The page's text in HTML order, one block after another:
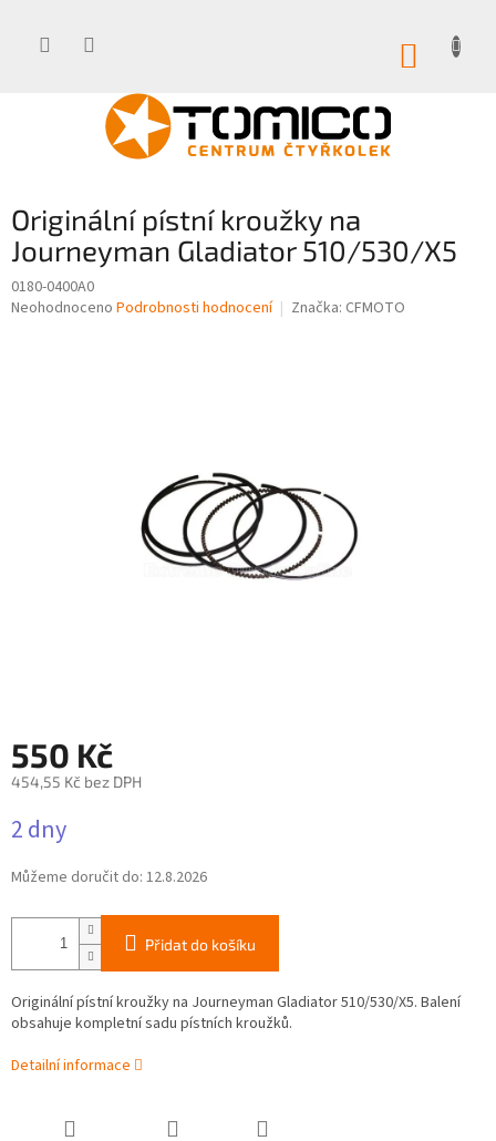
Originální pístní kroužky na
Journeyman Gladiator 510/530/X5
0180-0400A0
Průměrné
Neohodnoceno Podrobnosti hodnocení Značka: CFMOTO
550 Kč
454,55 Kč bez DPH
cena:
2 dny
Můžeme doručit do: 12.8.2026
Přidat do košíku
Originální pístní kroužky na Journeyman Gladiator 510/530/X5. Balení
obsahuje kompletní sadu pístních kroužků.
Detailní informace